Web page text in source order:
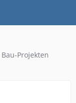
Projekten